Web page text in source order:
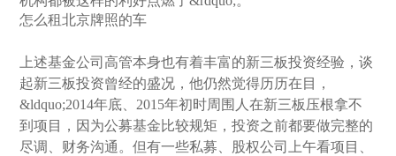
怎么租北京牌照的车
上述基金公司高管本身也有着丰富的新三板投资经验，谈
起新三板投资曾经的盛况，他仍然觉得历历在目，
&ldquo;2014年底、2015年初时周围人在新三板压根拿不
到项目，因为公募基金比较规矩，投资之前都要做完整的
尽调、财务沟通。但有一些私募、股权公司上午看项目、